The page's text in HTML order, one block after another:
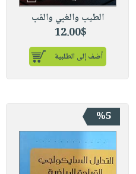
الطيب والغبي والقب
12.00$
أضف إلى الطلبية
%5